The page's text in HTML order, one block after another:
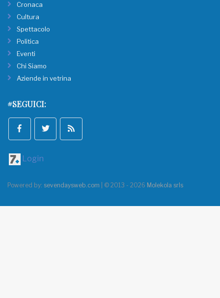
Cronaca
Cultura
Spettacolo
Politica
Eventi
Chi Siamo
Aziende in vetrina
#SEGUICI:
Login
Powered by: sevendaysweb.com | © 2013 - 2026 Molekola srls